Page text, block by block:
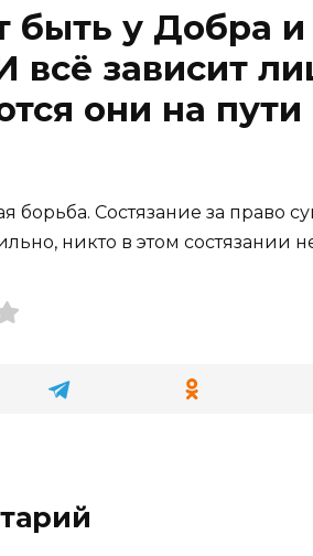
быть у Добра
всё зависит
они на
борьба. Состязание за право
никто в этом состязании